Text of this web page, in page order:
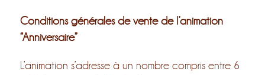
Conditions générales de vente de l’animation
“Anniversaire”
L’animation s’adresse à un nombre compris entre 6